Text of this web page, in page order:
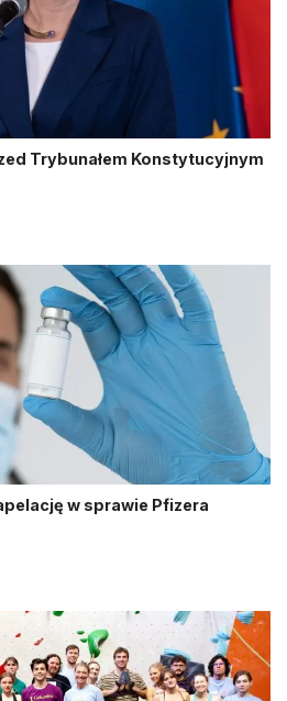
Trybunałem Konstytucyjnym
w sprawie Pfizera